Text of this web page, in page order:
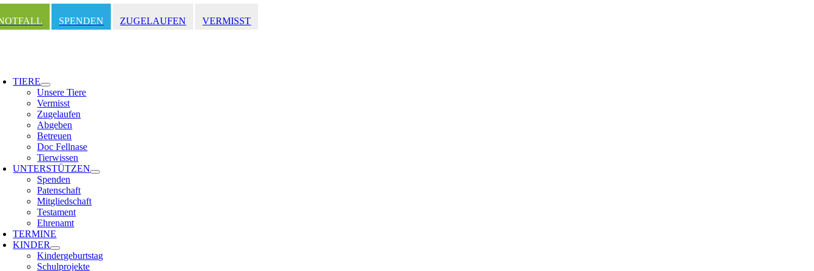
Inhalt
springen
SPENDEN ZUGELAUFEN VERMISST
TIERE
Unsere Tiere
Vermisst
Zugelaufen
Abgeben
Betreuen
Doc Fellnase
Tierwissen
UNTERSTÜTZEN
Spenden
Patenschaft
Mitgliedschaft
Testament
Ehrenamt
TERMINE
KINDER
Kindergeburtstag
Schulprojekte